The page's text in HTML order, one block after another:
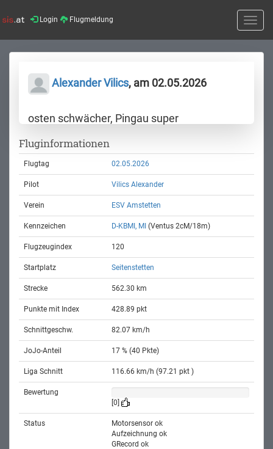
Login Flugmeldung
Toggle
Alexander Vilics, am 02.05.2026
osten schwächer, Pingau super
Fluginformationen
Flugtag 02.05.2026
Pilot Vilics Alexander
Verein ESV Amstetten
Kennzeichen D-KBMI, MI (Ventus 2cM/18m)
Flugzeugindex 120
Startplatz Seitenstetten
Strecke 562.30 km
Punkte mit Index 428.89 pkt
Schnittgeschw. 82.07 km/h
JoJo-Anteil 17 % (40 Pkte)
Liga Schnitt 116.66 km/h (97.21 pkt )
Bewertung
[0]
Status
Motorsensor ok
Aufzeichnung ok
GRecord ok